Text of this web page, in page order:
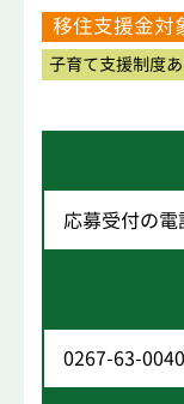
移住支援金対
子育て支援制度
応募受付の電
0267-63-0040